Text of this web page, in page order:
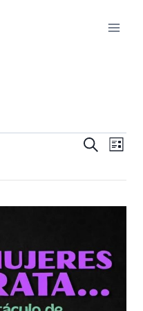
de
vistas
de
BuscarLista